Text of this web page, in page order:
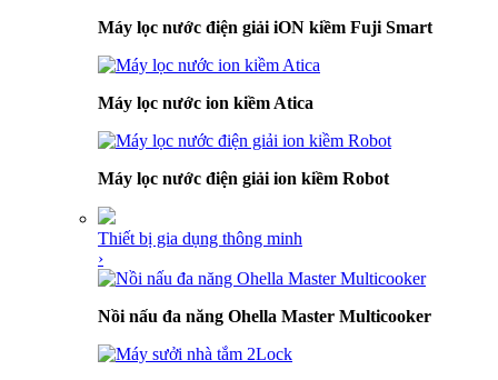
Máy lọc nước điện giải iON kiềm Fuji Smart
Máy lọc nước ion kiềm Atica
Máy lọc nước điện giải ion kiềm Robot
Thiết bị gia dụng thông minh
›
Nồi nấu đa năng Ohella Master Multicooker